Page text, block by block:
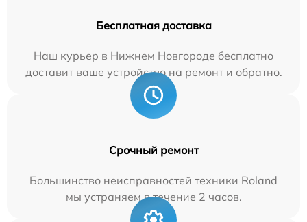
Бесплатная доставка
Наш курьер в Нижнем Новгороде бесплатно
доставит ваше устройство на ремонт и обратно.
Срочный ремонт
Большинство неисправностей техники Roland
мы устраняем в течение 2 часов.